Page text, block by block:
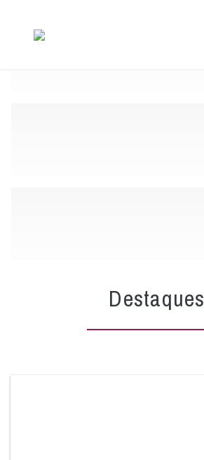
Destaques